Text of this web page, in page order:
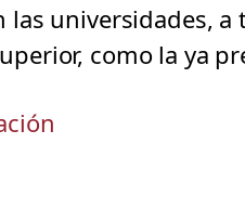
las universidades,
como la ya